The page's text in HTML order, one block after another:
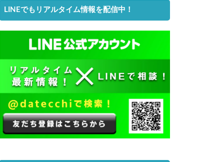
LINEでもリアルタイム情報を配信中！